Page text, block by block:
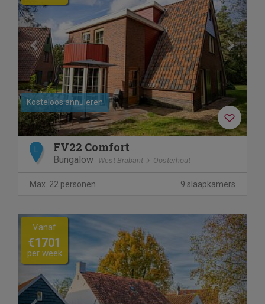
Kosteloos annuleren
L FV22 Comfort
Bungalow West Brabant Oosterhout
Max. 22 personen 9 slaapkamers
Previous Next
Vanaf
€1701
per week